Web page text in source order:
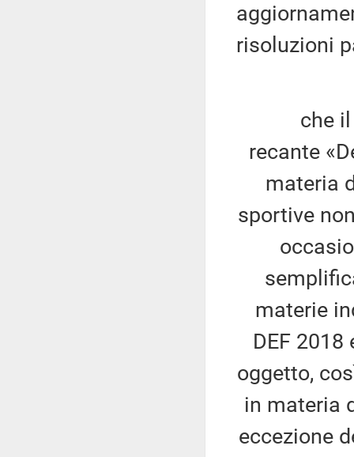
risoluzioni
che il
recante
materia
sportive
materie
DEF
oggetto,
in materia
eccezione